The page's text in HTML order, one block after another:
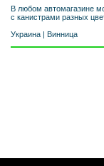
В любом автомагазине
с канистрами разных
Украина
Винница